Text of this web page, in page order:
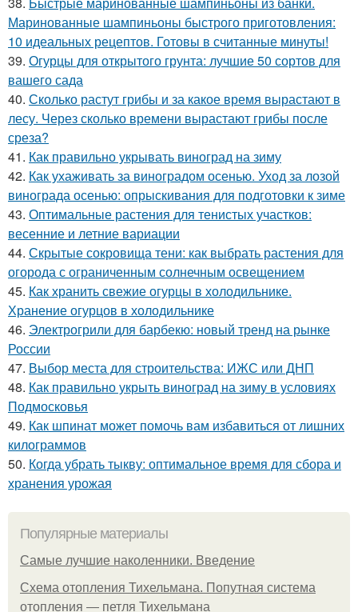
Маринованные шампиньоны быстрого приготовления:
10 идеальных рецептов. Готовы в считанные минуты!
39. Огурцы для открытого грунта: лучшие 50 сортов для
вашего сада
40. Сколько растут грибы и за какое время вырастают в
лесу. Через сколько времени вырастают грибы после
среза?
41. Как правильно укрывать виноград на зиму
42. Как ухаживать за виноградом осенью. Уход за лозой
винограда осенью: опрыскивания для подготовки к зиме
43. Оптимальные растения для тенистых участков:
весенние и летние вариации
44. Скрытые сокровища тени: как выбрать растения для
огорода с ограниченным солнечным освещением
45. Как хранить свежие огурцы в холодильнике.
Хранение огурцов в холодильнике
46. Электрогрили для барбекю: новый тренд на рынке
России
47. Выбор места для строительства: ИЖС или ДНП
48. Как правильно укрыть виноград на зиму в условиях
Подмосковья
49. Как шпинат может помочь вам избавиться от лишних
килограммов
50. Когда убрать тыкву: оптимальное время для сбора и
хранения урожая
Популярные материалы
Самые лучшие наколенники. Введение
Схема отопления Тихельмана. Попутная система
отопления — петля Тихельмана